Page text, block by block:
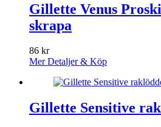
Gillette Venus
skrapa
86 kr
Mer Detaljer & Köp
Gillette Sensitive